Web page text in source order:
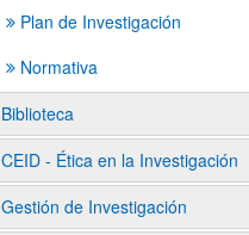
Plan de Investigación
Normativa
Biblioteca
CEID - Ética en la Investigación
Gestión de Investigación